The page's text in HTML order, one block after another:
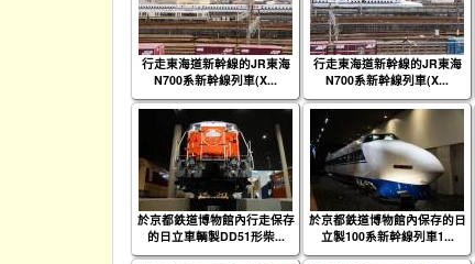
行走東海道新幹線的JR東海
N700系新幹線列車(X...
行走東海道新幹線的JR東海
N700系新幹線列車(X...
於京都鉄道博物館內行走保存
的日立車輌製DD51形柴...
於京都鉄道博物館內保存的日
立製100系新幹線列車1...